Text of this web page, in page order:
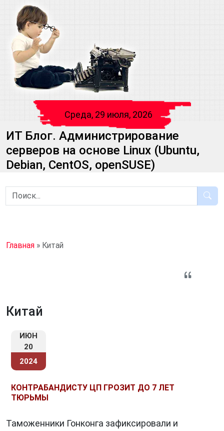
Среда, 29 июля, 2026
ИТ Блог. Администрирование
серверов на основе Linux (Ubuntu,
Debian, CentOS, openSUSE)
Главная » Китай
Китай
ИЮН
20
2024
КОНТРАБАНДИСТУ ЦП ГРОЗИТ ДО 7 ЛЕТ
ТЮРЬМЫ
Таможенники Гонконга зафиксировали и